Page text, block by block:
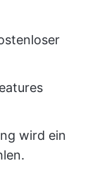
wird ein